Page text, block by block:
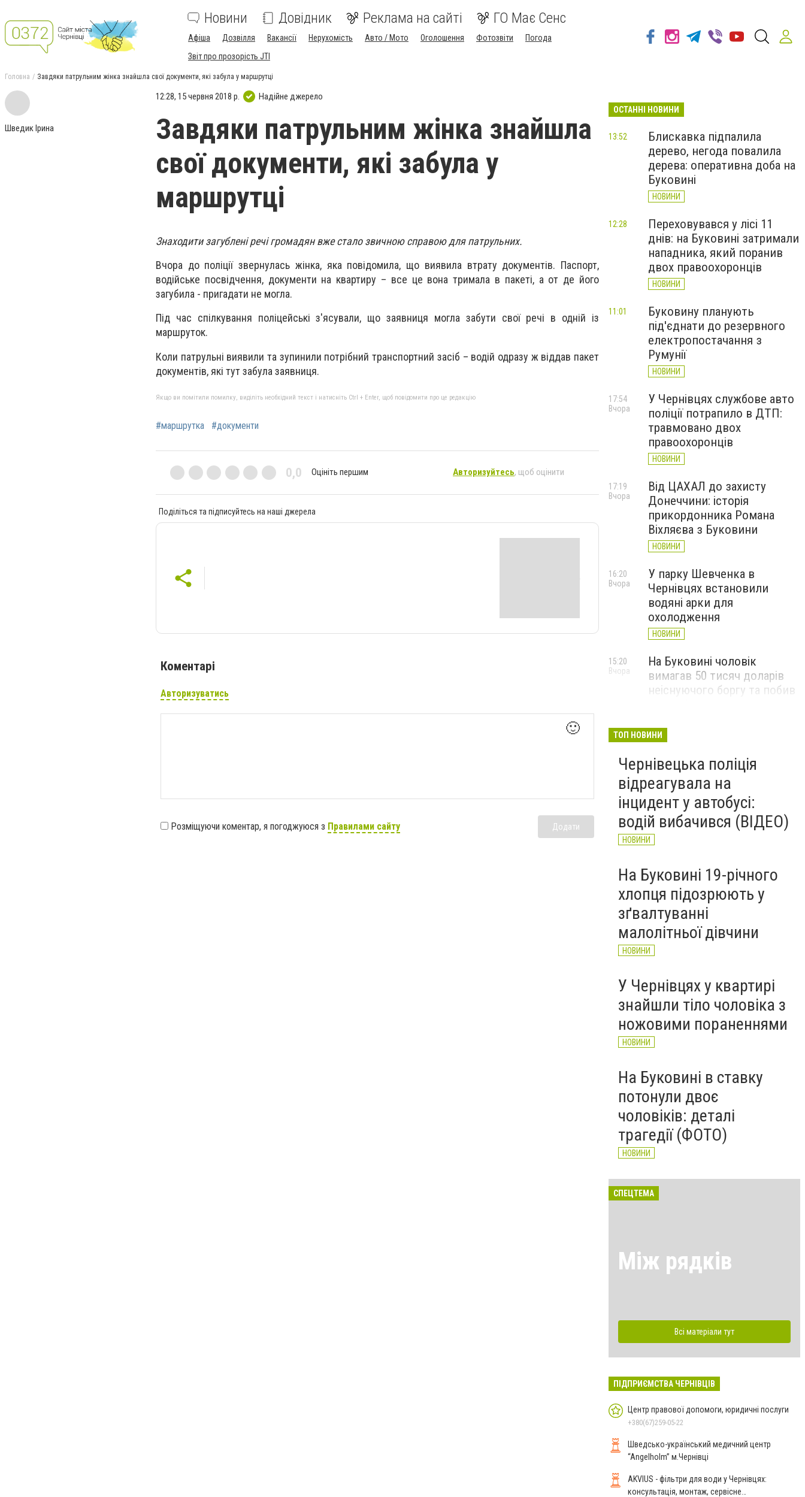
Новини Довідник Реклама на сайті ГО Має Сенс
Афіша Дозвілля Вакансії Нерухомість Авто / Мото Оголошення Фотозвіти
Погода
Звіт про прозорість JTI
Головна Завдяки патрульним жінка знайшла свої документи, які забула у маршрутці
Шведик Ірина
12:28, 15 червня 2018 р. Надійне джерело
Завдяки патрульним жінка знайшла
свої документи, які забула у
маршрутці
Знаходити загублені речі громадян вже стало звичною справою для патрульних.
Вчора до поліції звернулась жінка, яка повідомила, що виявила втрату документів. Паспорт,
водійське посвідчення, документи на квартиру – все це вона тримала в пакеті, а от де його
загубила - пригадати не могла.
Під час спілкування поліцейські з'ясували, що заявниця могла забути свої речі в одній із
маршруток.
Коли патрульні виявили та зупинили потрібний транспортний засіб – водій одразу ж віддав пакет
документів, які тут забула заявниця.
Якщо ви помітили помилку, виділіть необхідний текст і натисніть Ctrl + Enter, щоб повідомити про це редакцію
#маршрутка #документи
0,0 Оцініть першим Авторизуйтесь, щоб оцінити
Поділіться та підписуйтесь на наші джерела
Коментарі
Авторизуватись
🙂
Розміщуючи коментар, я погоджуюся з Правилами сайту Додати
ОСТАННІ НОВИНИ
Блискавка підпалила
дерево, негода повалила
дерева: оперативна доба на
Буковині
НОВИНИ
13:52
Переховувався у лісі 11
днів: на Буковині затримали
нападника, який поранив
двох правоохоронців
НОВИНИ
12:28
Буковину планують
під'єднати до резервного
електропостачання з
Румунії
НОВИНИ
11:01
У Чернівцях службове авто
поліції потрапило в ДТП:
травмовано двох
правоохоронців
НОВИНИ
17:54
Вчора
Від ЦАХАЛ до захисту
Донеччини: історія
прикордонника Романа
Віхляєва з Буковини
НОВИНИ
17:19
Вчора
У парку Шевченка в
Чернівцях встановили
водяні арки для
охолодження
НОВИНИ
16:20
Вчора
На Буковині чоловік
вимагав 50 тисяч доларів
неіснуючого боргу та побив
15:20
Вчора
повалене дерево і
порятунок собаки: як
минула доба для
рятувальників Буковини
НОВИНИ
Вчора
ТОП НОВИНИ
Чернівецька поліція
відреагувала на
інцидент у автобусі:
водій вибачився (ВІДЕО)
НОВИНИ
На Буковині 19-річного
хлопця підозрюють у
зґвалтуванні
малолітньої дівчини
НОВИНИ
У Чернівцях у квартирі
знайшли тіло чоловіка з
ножовими пораненнями
НОВИНИ
На Буковині в ставку
потонули двоє
чоловіків: деталі
трагедії (ФОТО)
НОВИНИ
СПЕЦТЕМА
Між рядків
Всі матеріали тут
ПІДПРИЄМСТВА ЧЕРНІВЦІВ
Центр правової допомоги, юридичні послуги
+380(67)259-05-22
Шведсько-український медичний центр
“Angelholm” м.Чернівці
AKVIUS - фільтри для води у Чернівцях:
консультація, монтаж, сервісне